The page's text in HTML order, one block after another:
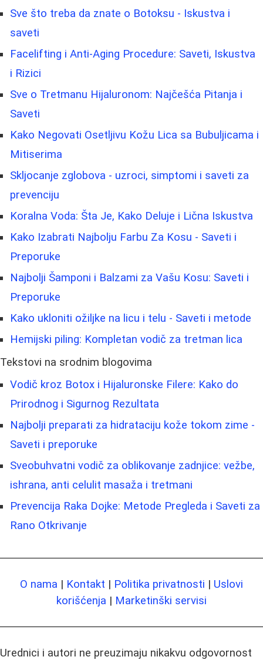
Sve što treba da znate o Botoksu - Iskustva i
saveti
Facelifting i Anti-Aging Procedure: Saveti, Iskustva
i Rizici
Sve o Tretmanu Hijaluronom: Najčešća Pitanja i
Saveti
Kako Negovati Osetljivu Kožu Lica sa Bubuljicama i
Mitiserima
Skljocanje zglobova - uzroci, simptomi i saveti za
prevenciju
Koralna Voda: Šta Je, Kako Deluje i Lična Iskustva
Kako Izabrati Najbolju Farbu Za Kosu - Saveti i
Preporuke
Najbolji Šamponi i Balzami za Vašu Kosu: Saveti i
Preporuke
Kako ukloniti ožiljke na licu i telu - Saveti i metode
Hemijski piling: Kompletan vodič za tretman lica
Tekstovi na srodnim blogovima
Vodič kroz Botox i Hijaluronske Filere: Kako do
Prirodnog i Sigurnog Rezultata
Najbolji preparati za hidrataciju kože tokom zime -
Saveti i preporuke
Sveobuhvatni vodič za oblikovanje zadnjice: vežbe,
ishrana, anti celulit masaža i tretmani
Prevencija Raka Dojke: Metode Pregleda i Saveti za
Rano Otkrivanje
O nama | Kontakt | Politika privatnosti | Uslovi
korišćenja | Marketinški servisi
Urednici i autori ne preuzimaju nikakvu odgovornost